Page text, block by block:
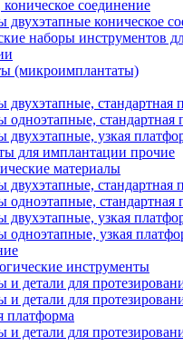
соединение
двухэтапные коническое
наборы инструментов
(микроимплантаты)
двухэтапные, стандартная
одноэтапные, стандартная
двухэтапные, узкая
для имплантации прочие
материалы
двухэтапные, стандартная
одноэтапные, стандартная
двухэтапные, узкая
одноэтапные, узкая
инструменты
и детали для
и детали для
платформа
и детали для